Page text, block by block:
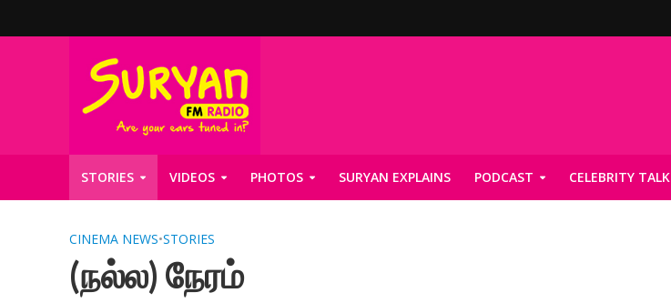
STORIES VIDEOS PHOTOS SURYAN EXPLAINS PODCAST CELEBRITY TALK
CINEMA NEWS•STORIES
(நல்ல) நேரம்